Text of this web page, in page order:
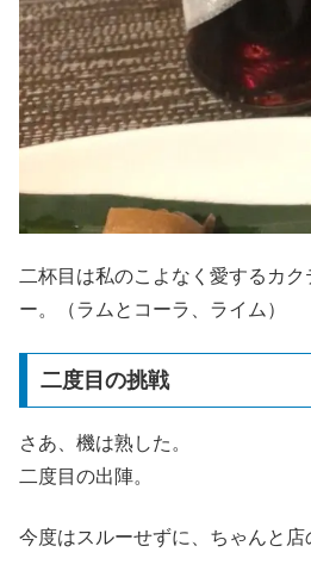
二杯目は私のこよなく愛するカ
ー。（ラムとコーラ、ライム）
二度目の挑戦
さあ、機は熟した。
二度目の出陣。
今度はスルーせずに、ちゃんと店